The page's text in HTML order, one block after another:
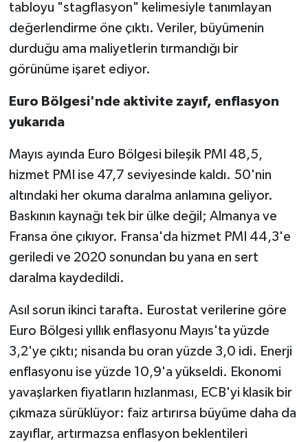
tabloyu "stagflasyon" kelimesiyle tanımlayan
değerlendirme öne çıktı. Veriler, büyümenin
durduğu ama maliyetlerin tırmandığı bir
görünüme işaret ediyor.
Euro Bölgesi'nde aktivite zayıf, enflasyon
yukarıda
Mayıs ayında Euro Bölgesi bileşik PMI 48,5,
hizmet PMI ise 47,7 seviyesinde kaldı. 50'nin
altındaki her okuma daralma anlamına geliyor.
Baskının kaynağı tek bir ülke değil; Almanya ve
Fransa öne çıkıyor. Fransa'da hizmet PMI 44,3'e
geriledi ve 2020 sonundan bu yana en sert
daralma kaydedildi.
Asıl sorun ikinci tarafta. Eurostat verilerine göre
Euro Bölgesi yıllık enflasyonu Mayıs'ta yüzde
3,2'ye çıktı; nisanda bu oran yüzde 3,0 idi. Enerji
enflasyonu ise yüzde 10,9'a yükseldi. Ekonomi
yavaşlarken fiyatların hızlanması, ECB'yi klasik bir
çıkmaza sürüklüyor: faiz artırırsa büyüme daha da
zayıflar, artırmazsa enflasyon beklentileri